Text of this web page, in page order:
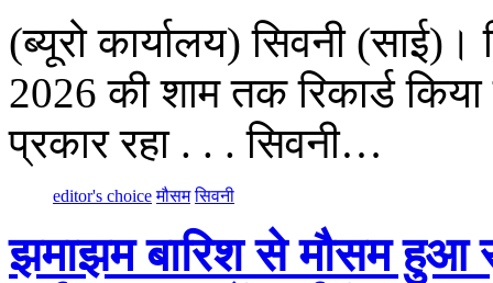
(ब्यूरो कार्यालय) सिवनी
2026 की शाम तक रिकार्ड
प्रकार रहा . . . सिवनी…
editor's choice मौसम सिवनी
झमाझम बारिश से मौसम हुआ